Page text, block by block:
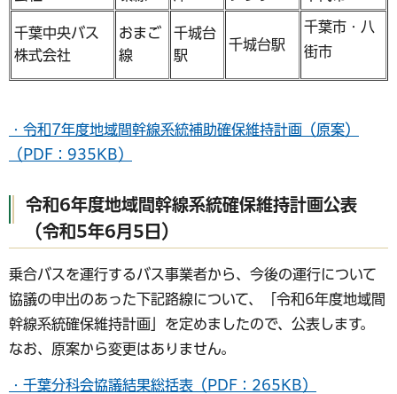
千葉中央バス
株式会社
おまご
線
千城台
駅
千城台駅
千葉市・八
街市
・令和7年度地域間幹線系統補助確保維持計画（原案）
（PDF：935KB）
令和6年度地域間幹線系統確保維持計画公表
（令和5年6月5日）
乗合バスを運行するバス事業者から、今後の運行について
協議の申出のあった下記路線について、「令和6年度地域間
幹線系統確保維持計画」を定めましたので、公表します。
なお、原案から変更はありません。
・千葉分科会協議結果総括表（PDF：265KB）